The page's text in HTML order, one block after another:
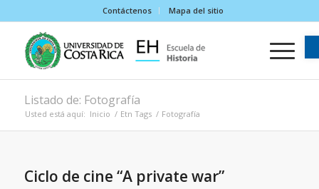
Contáctenos Mapa del sitio
Listado de: Fotografía
Usted está aquí: Inicio / Etn Tags / Fotografía
Ciclo de cine “A private war”